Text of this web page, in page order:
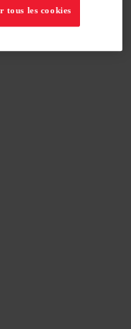
tous les cookies